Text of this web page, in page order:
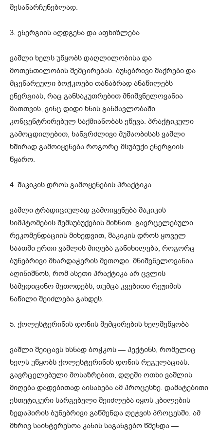
შესანარჩუნებლად.
3. ენერგიის აღდგენა და აფხიზლება
ვაშლი ხელს უწყობს დაღლილობისა და
მოთენთილობის შემცირებას. ბუნებრივი შაქრები და
მცენარეული ბოჭკოები თანაბრად ანაწილებს
ენერგიას, რაც განსაკუთრებით მნიშვნელოვანია
მათთვის, ვინც დიდი ხნის განმავლობაში
კონცენტრირებულ საქმიანობას ეწევა. პრაქტიკული
გამოცდილებით, ხანგრძლივი მუშაობისას ვაშლი
ხშირად გამოიყენება როგორც მსუბუქი ენერგიის
წყარო.
4. შაკიკის დროს გამოყენების პრაქტიკა
ვაშლი ტრადიციულად გამოიყენება შაკიკის
სიმპტომების შემსუბუქების მიზნით. გავრცელებული
რეკომენდაციის მიხედვით, შაკიკის დროს ყოველ
საათში ერთი ვაშლის მიღება განიხილება, როგორც
ბუნებრივი მხარდაჭერის მეთოდი. მნიშვნელოვანია
აღინიშნოს, რომ ასეთი პრაქტიკა არ ცვლის
სამედიცინო მეთოდებს, თუმცა კვებითი რეჟიმის
ნაწილი შეიძლება გახდეს.
5. ქოლესტერინის დონის შემცირების ხელშეწყობა
ვაშლი შეიცავს ხსნად ბოჭკოს — პექტინს, რომელიც
ხელს უწყობს ქოლესტერინის დონის რეგულაციას.
გავრცელებული მოსაზრებით, დღეში ოთხი ვაშლის
მიღება დადებითად აისახება ამ პროცესზე. დამატებითი
ესთეტიკური სარგებელი შეიძლება იყოს კბილების
ზედაპირის ბუნებრივი გაწმენდა ღეჭვის პროცესში. ამ
მხრივ საინტერესოა კანის საგანგებო წმენდა —